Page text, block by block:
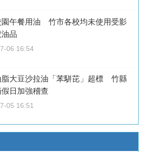
園午餐用油 竹市各校均未使用受影
品
06 16:54
脂大豆沙拉油「苯駢芘」超標 竹縣
日加強稽查
05 16:51